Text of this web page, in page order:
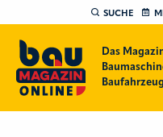
SUCHE
Das